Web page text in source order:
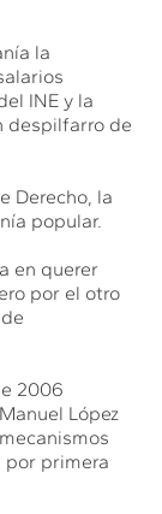
la
INE y la
despilfarro de
Derecho, la
popular.
en querer
por el otro
2006
López
por primera